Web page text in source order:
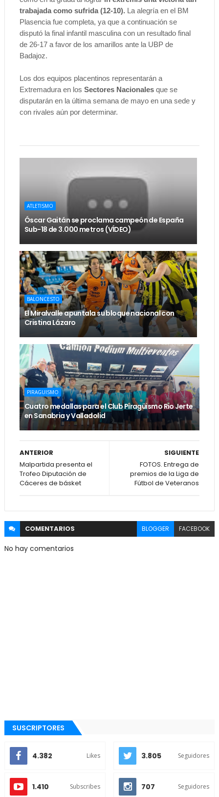
trabajada como sufrida (12-10). La alegría en el BM
Plasencia fue completa, ya que a continuación se
disputó la final infantil masculina con un resultado final
de 26-17 a favor de los amarillos ante la UBP de
Badajoz.
Los dos equipos placentinos representarán a
Extremadura en los Sectores Nacionalesque se
disputarán en la última semana de mayo en una sede y
con rivales aún por determinar.
ATLETISMO
Óscar Gaitán se proclama campeón de España
Sub-18 de 3.000 metros (VÍDEO)
BALONCESTO
El Miralvalle apuntala su bloque nacional con
Cristina Lázaro
PIRAGUISMO
Cuatro medallas para el Club Piragüismo Rio Jerte
en Sanabria y Valladolid
SIGUIENTE
FOTOS. Entrega de
premios de la Liga de
Fútbol de Veteranos
ANTERIOR
Malpartida presenta el
Trofeo Diputación de
Cáceres de básket
COMENTARIOS BLOGGER FACEBOOK
No hay comentarios
SUSCRIPTORES
4.382 Likes 3.805 Seguidores
1.410 Subscribes 707 Seguidores